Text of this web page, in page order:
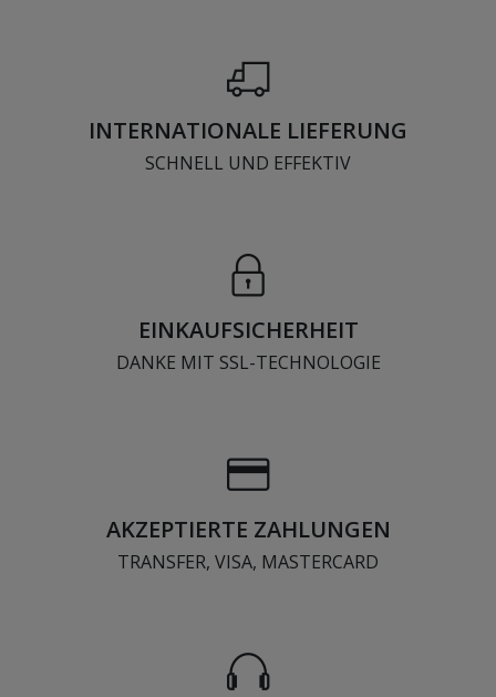
INTERNATIONALE LIEFERUNG
SCHNELL UND EFFEKTIV
EINKAUFSICHERHEIT
DANKE MIT SSL-TECHNOLOGIE
AKZEPTIERTE ZAHLUNGEN
TRANSFER, VISA, MASTERCARD